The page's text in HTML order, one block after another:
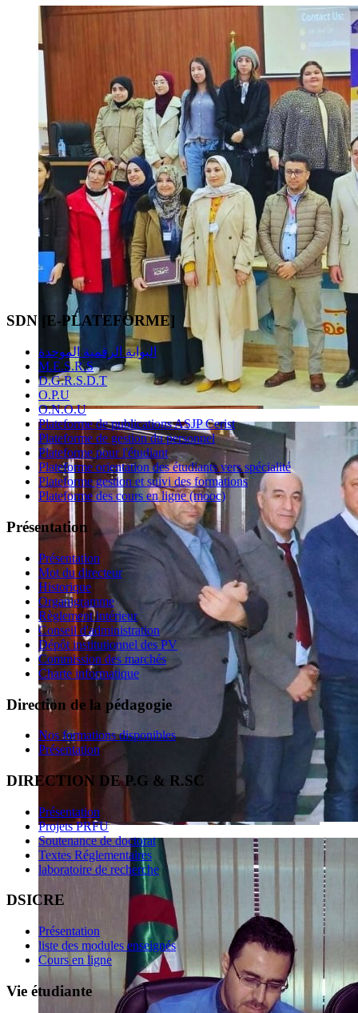
SDN [E-PLATEFORME]
البوابة الرقمية الموحدة
M.E.S.R.S
D.G.R.S.D.T
O.P.U
O.N.O.U
Plateforme de publications ASJP Cerist
Plateforme de gestion du personnel
Plateforme pour l'étudiant
Plateforme orientation des étudiants vers spécialité
Plateforme gestion et suivi des formations
Plateforme des cours en ligne (mooc)
Présentation
Présentation
Mot du directeur
Historique
Organigramme
Règlement intérieur
Conseil d'administration
Dépôt institutionnel des PV
Commission des marchés
Charte informatique
Direction de la pédagogie
Nos formations disponibles
Présentation
DIRECTION DE P.G & R.SC
Présentation
Projets PRFU
Soutenance de doctorat
Textes Réglementaires
laboratoire de recherche
DSICRE
Présentation
liste des modules enseignés
Cours en ligne
Vie étudiante